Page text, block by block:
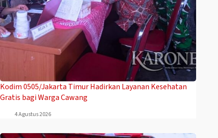
Kodim 0505/Jakarta Timur Hadirkan Layanan Kesehatan
Gratis bagi Warga Cawang
4 Agustus 2026